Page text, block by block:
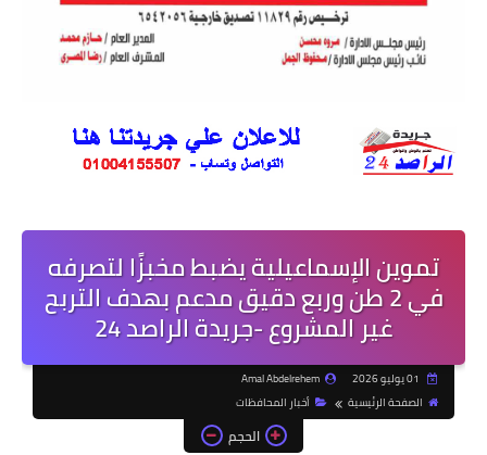
تموين الإسماعيلية يضبط مخبزًا لتصرفه
في 2 طن وربع دقيق مدعم بهدف التربح
غير المشروع -جريدة الراصد 24
Amal Abdelrehem
الصفحة الرئيسية
أخبار المحافظات
الحجم